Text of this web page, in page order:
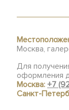
Москва,
Для
оформления
Москва:+7
Санкт-